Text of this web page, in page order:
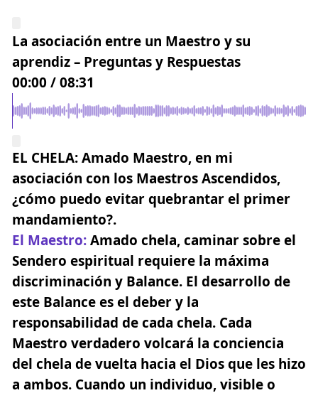
La asociación entre un Maestro y su
aprendiz – Preguntas y Respuestas
00:00 /08:31
EL CHELA:Amado Maestro, en mi
asociación con los Maestros Ascendidos,
¿cómo puedo evitar quebrantar el primer
mandamiento?.
El Maestro:Amado chela, caminar sobre el
Sendero espiritual requiere la máxima
discriminación y Balance. El desarrollo de
este Balance es el deber y la
responsabilidad de cada chela. Cada
Maestro verdadero volcará la conciencia
del chela de vuelta hacia el Dios que les hizo
a ambos. Cuando un individuo, visible o